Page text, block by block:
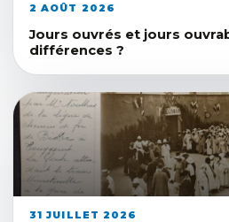
2 AOÛT 2026
Jours ouvrés et jours
différences ?
31 JUILLET 2026